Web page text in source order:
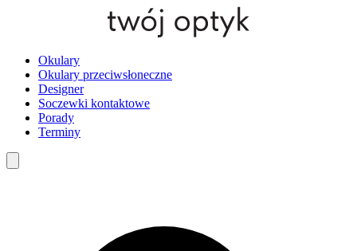
Okulary
Okulary przeciwsłoneczne
Designer
Soczewki kontaktowe
Porady
Terminy